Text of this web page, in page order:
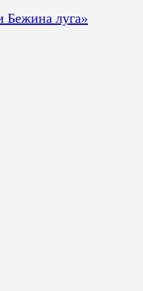
Бежина луга»